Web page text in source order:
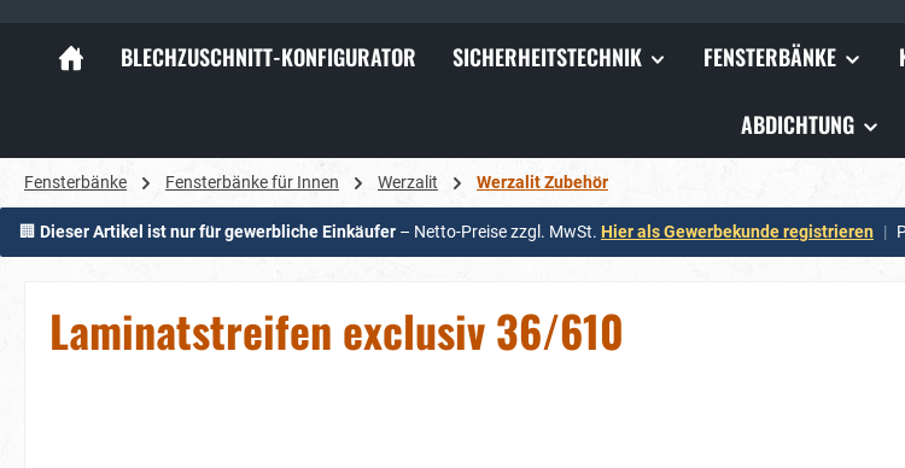
BLECHZUSCHNITT-KONFIGURATOR SICHERHEITSTECHNIK FENSTERBÄNKE
ABDICHTUNG
Fensterbänke Fensterbänke für Innen Werzalit Werzalit Zubehör
🏢 Dieser Artikel ist nur für gewerbliche Einkäufer – Netto-Preise zzgl. MwSt. Hier als Gewerbekunde registrieren |
Laminatstreifen exclusiv 36/610